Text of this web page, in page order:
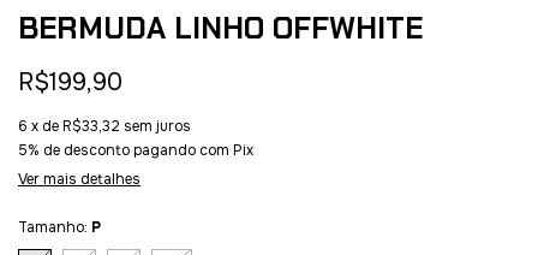
BERMUDA LINHO OFFWHITE
R$199,90
6 x deR$33,32 sem juros
5% de descontopagando com Pix
Ver mais detalhes
Tamanho: P